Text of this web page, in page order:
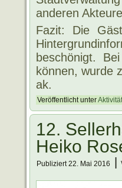
anderen
Fazit: Die
beschönigt.
können, wurde
ak.
Veröffentlicht unter
12.
Heiko
Publiziert 22. Mai 2016